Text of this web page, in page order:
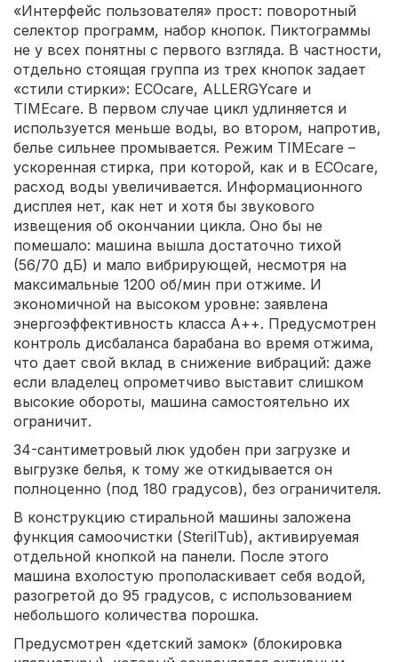
«Интерфейс пользователя» прост: поворотный
селектор программ, набор кнопок. Пиктограммы
не у всех понятны с первого взгляда. В частности,
отдельно стоящая группа из трех кнопок задает
«стили стирки»: ECOcare, ALLERGYcare и
TIMEcare. В первом случае цикл удлиняется и
используется меньше воды, во втором, напротив,
белье сильнее промывается. Режим TIMEcare –
ускоренная стирка, при которой, как и в ECOcare,
расход воды увеличивается. Информационного
дисплея нет, как нет и хотя бы звукового
извещения об окончании цикла. Оно бы не
помешало: машина вышла достаточно тихой
(56/70 дБ) и мало вибрирующей, несмотря на
максимальные 1200 об/мин при отжиме. И
экономичной на высоком уровне: заявлена
энергоэффективность класса А++. Предусмотрен
контроль дисбаланса барабана во время отжима,
что дает свой вклад в снижение вибраций: даже
если владелец опрометчиво выставит слишком
высокие обороты, машина самостоятельно их
ограничит.
34-сантиметровый люк удобен при загрузке и
выгрузке белья, к тому же откидывается он
полноценно (под 180 градусов), без ограничителя.
В конструкцию стиральной машины заложена
функция самоочистки (SterilTub), активируемая
отдельной кнопкой на панели. После этого
машина вхолостую прополаскивает себя водой,
разогретой до 95 градусов, с использованием
небольшого количества порошка.
Предусмотрен «детский замок» (блокировка